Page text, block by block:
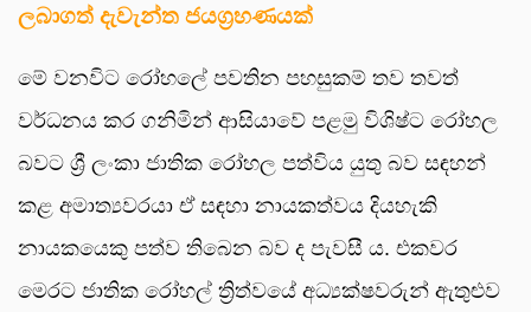
ලබාගත් දැවැන්ත ජයග්‍රහණයක්
මේ වනවිට රෝහලේ පවතින පහසුකම් තව තවත්
වර්ධනය කර ගනිමින් ආසියාවේ පළමු විශිෂ්ට රෝහල
බවට ශ්‍රී ලංකා ජාතික රෝහල පත්විය යුතු බව සඳහන්
කළ අමාත්‍යවරයා ඒ සඳහා නායකත්වය දියහැකි
නායකයෙකු පත්ව තිබෙන බව ද පැවසී ය. එකවර
මෙරට ජාතික රෝහල් ත්‍රිත්වයේ අධ්‍යක්ෂවරුන් ඇතුළුව